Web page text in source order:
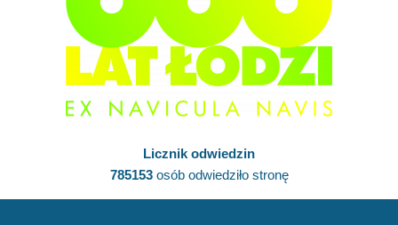
Licznik odwiedzin
785153osób odwiedziło stronę